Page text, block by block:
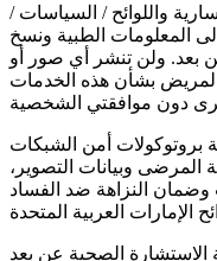
واللوائح / السياسات /
المعلومات الطبية ونسخ
بعد. ولن تنشر أي صور أو
بشأن هذه الخدمات
بروتوكولات أمن الشبكات
المرضى وبيانات التصوير،
وضمان النزاهة ضد الفساد